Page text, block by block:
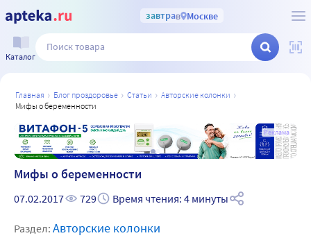
завтрав Москве
Каталог
главная блог проздоровье статьи
авторские колонки
мифы о беременности
Реклама
Мифы о беременности
07.02.2017 729 Время чтения: 4 минуты
Раздел: Авторские колонки